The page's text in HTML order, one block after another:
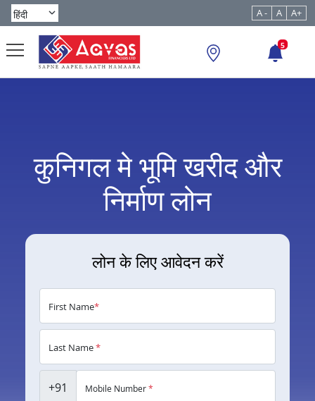
A - A A+
5
कुनिगल मे भूमि खरीद और
निर्माण लोन
लोन के लिए आवेदन करें
First Name*
Last Name*
+91 Mobile Number*